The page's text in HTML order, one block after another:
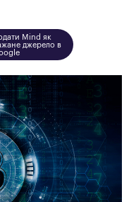
Mind як
джерело в